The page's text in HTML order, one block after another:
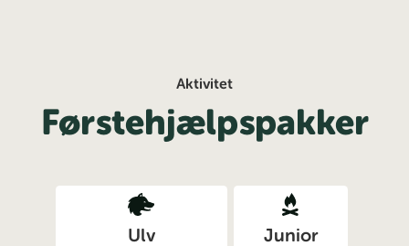
Aktivitet
Førstehjælpspakker
Ulv Junior